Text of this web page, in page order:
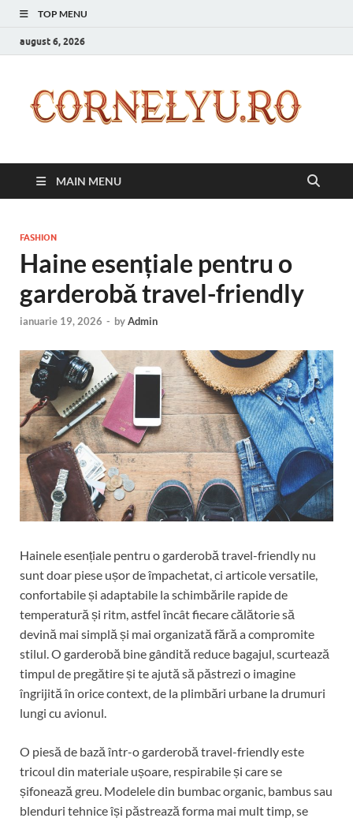
TOP MENU
august 6, 2026
ta mai
MAIN MENU
FASHION
Haine esențiale pentru o
garderobă travel-friendly
ianuarie 19, 2026 - byAdmin
Hainele esențiale pentru o garderobă travel-friendly nu
sunt doar piese ușor de împachetat, ci articole versatile,
confortabile și adaptabile la schimbările rapide de
temperatură și ritm, astfel încât fiecare călătorie să
devină mai simplă și mai organizată fără a compromite
stilul. O garderobă bine gândită reduce bagajul, scurtează
timpul de pregătire și te ajută să păstrezi o imagine
îngrijită în orice context, de la plimbări urbane la drumuri
lungi cu avionul.
O piesă de bază într-o garderobă travel-friendly este
tricoul din materiale ușoare, respirabile și care se
șifonează greu. Modelele din bumbac organic, bambus sau
blenduri tehnice își păstrează forma mai mult timp, se